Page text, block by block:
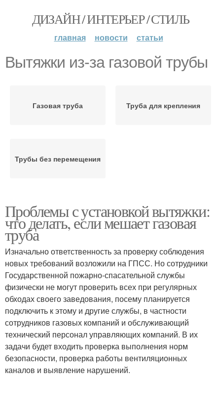
ДИЗАЙН / ИНТЕРЬЕР / СТИЛЬ
главная новости статьи
Вытяжки из-за газовой трубы
Газовая труба Труба для крепления
Трубы без перемещения
Проблемы с установкой вытяжки:
что делать, если мешает газовая
труба
Изначально ответственность за проверку соблюдения
новых требований возложили на ГПСС. Но сотрудники
Государственной пожарно-спасательной службы
физически не могут проверить всех при регулярных
обходах своего заведования, посему планируется
подключить к этому и другие службы, в частности
сотрудников газовых компаний и обслуживающий
технический персонал управляющих компаний. В их
задачи будет входить проверка выполнения норм
безопасности, проверка работы вентиляционных
каналов и выявление нарушений.